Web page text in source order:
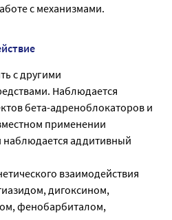
с механизмами.
с другими
Наблюдается
бета-адреноблокаторов и
применении
наблюдается аддитивный
взаимодействия
дигоксином,
фенобарбиталом,